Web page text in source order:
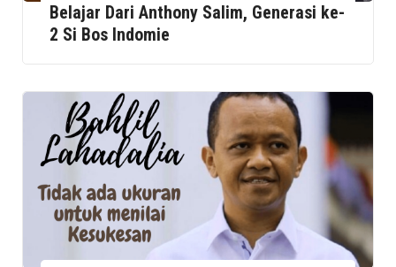
Belajar Dari Anthony Salim, Generasi ke-
2 Si Bos Indomie